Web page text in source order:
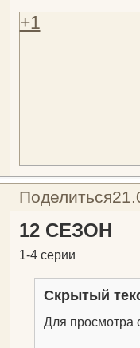
+1
Поделиться
12 СЕЗОН
1-4 серии
Скрытый
Для просмотра